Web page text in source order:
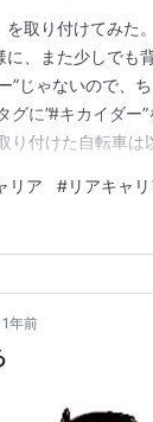
取り付けてみた
、また少しでも
”じゃないので、
に”#キカイダー
付けた自転車は
付け 伸縮自在
リア #リアキャ
1年前